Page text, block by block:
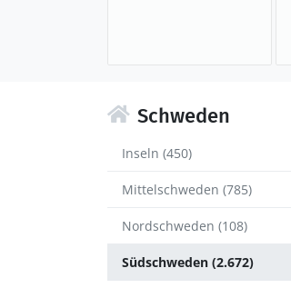
Schweden
Inseln (450)
Mittelschweden (785)
Nordschweden (108)
Südschweden (2.672)